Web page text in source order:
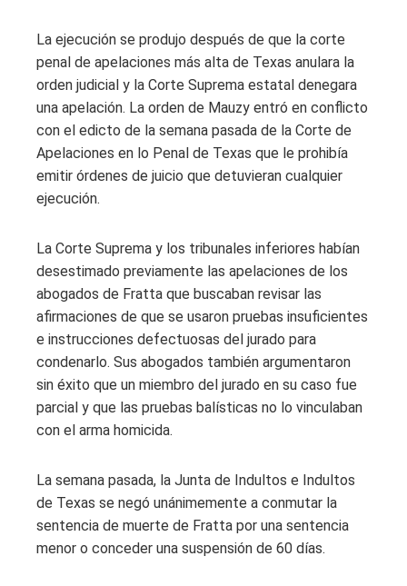
La ejecución se produjo después de que la corte
penal de apelaciones más alta de Texas anulara la
orden judicial y la Corte Suprema estatal denegara
una apelación. La orden de Mauzy entró en conflicto
con el edicto de la semana pasada de la Corte de
Apelaciones en lo Penal de Texas que le prohibía
emitir órdenes de juicio que detuvieran cualquier
ejecución.
La Corte Suprema y los tribunales inferiores habían
desestimado previamente las apelaciones de los
abogados de Fratta que buscaban revisar las
afirmaciones de que se usaron pruebas insuficientes
e instrucciones defectuosas del jurado para
condenarlo. Sus abogados también argumentaron
sin éxito que un miembro del jurado en su caso fue
parcial y que las pruebas balísticas no lo vinculaban
con el arma homicida.
La semana pasada, la Junta de Indultos e Indultos
de Texas se negó unánimemente a conmutar la
sentencia de muerte de Fratta por una sentencia
menor o conceder una suspensión de 60 días.